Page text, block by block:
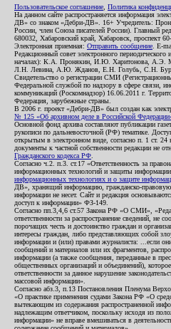
Пользовательское соглашение Политика
На данном сайте распространяется информация
ДВ» со знаком «Дебри-ДВ». 16+ Учредитель:
России, член Союза писателей России). Главный
680032, Хабаровский край, Хабаровск, проспект
Электронная приемная: Отправить сообщение . E-
Редакционный совет электронного
началах): К.А. Пронякин, И.Ю. Харитонова,
Л.Н. Левина, А.Ю. Жданов, Е.Н. Голубь, С.Н.
Свидетельство о регистрации СМИ
Федеральной службой по надзору в сфере связи,
коммуникаций (Роскомнадзор) 16.06.2011 г.
Федерация, зарубежные страны.
В 2006 г. проект «Дебри-ДВ» был создан как
№ 125 «Об архивном деле в Российской
Основной фонд архива составляют публикации
рукописи по дальневосточной (РФ) тематике.
открытым в электронном виде, согласно п. 1 ст.
документы к частной собственности редакции не
Гражданского кодекса РФ
Согласно ч.2. п.3. ст.17 «Ответственность за
информационных технологий и защиты
информационных технологиях и о защите
ДВ», хранящий информацию, гражданско-правовую
информации не несет. Сайт и редакция
доступ к информации» ФЗ-149.
Согласно пп.3,4,6 ст.57 Закона РФ «О СМИ»,
ответственности за распространение сведений, не
порочащих честь и достоинство граждан и
интересы граждан, либо представляющих собой
информации и (или) правами журналиста: ...если
сообщений и материалов или их фрагментов,
информации (а также сообщения, переданные в
общественных организаций и объединений),
ответственности за данное нарушение
массовой информации».
Согласно абз.3, п.13 Постановления Пленума
«О практике применения судами Закона РФ «О
вытекающим из содержания распространенной
надлежащим ответчиком, поскольку исходя из
информации» не вправе вмешиваться в